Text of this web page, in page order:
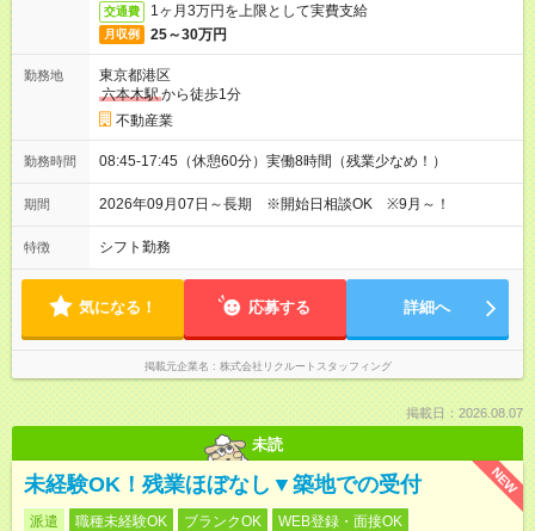
交通費 1ヶ月3万円を上限として実費支給
月収例 25～30万円
勤務地
東京都港区
六本木駅から徒歩1分
不動産業
勤務時間 08:45-17:45（休憩60分）実働8時間（残業少なめ！）
期間 2026年09月07日～長期 ※開始日相談OK ※9月～！
特徴 シフト勤務
気になる！ 応募する 詳細へ
掲載元企業名 株式会社リクルートスタッフィング
掲載日：2026.08.07
未読
NEW
未経験OK！残業ほぼなし▼築地での受付
派遣 職種未経験OK ブランクOK WEB登録・面接OK